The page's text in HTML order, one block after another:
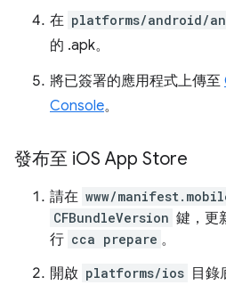
在 platforms/android/
的 .apk。
將已簽署的應用程式上傳至
Console。
發布至 iOS App Store
請在 www/
CFBundleVersion 鍵，更
行 cca prepare 。
開啟 platforms/ios 目錄